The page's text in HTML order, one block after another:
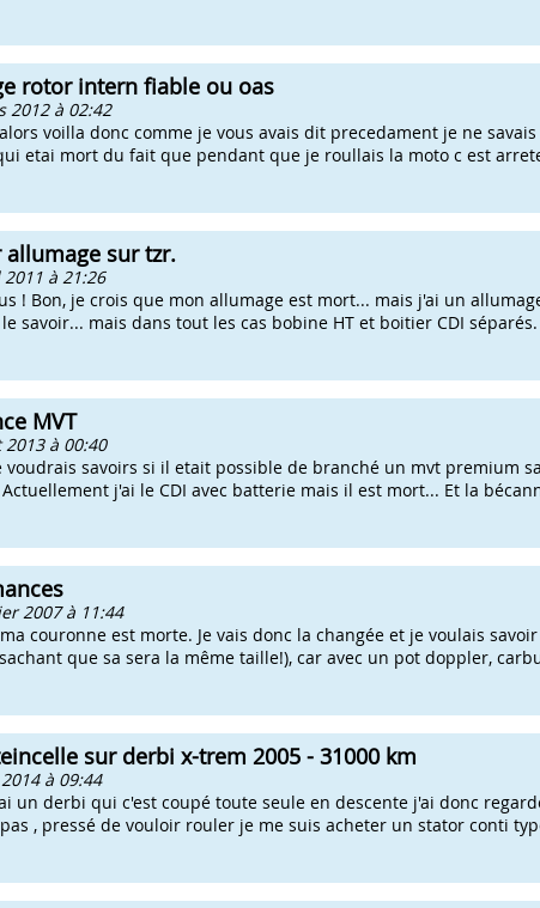
rotor intern fiable ou oas
2012 à 02:42
voilla donc comme je vous avais dit precedament je ne
etai mort du fait que pendant que je roullais la moto c est
allumage sur tzr.
à 21:26
! Bon, je crois que mon allumage est mort... mais j'ai un
savoir... mais dans tout les cas bobine HT et boitier CDI séparés.
MVT
à 00:40
voudrais savoirs si il etait possible de branché un mvt premium
j'ai le CDI avec batterie mais il est mort... Et la
2007 à 11:44
couronne est morte. Je vais donc la changée et je voulais
que sa sera la même taille!), car avec un pot doppler,
sur derbi x-trem 2005 - 31000 km
à 09:44
un derbi qui c'est coupé toute seule en descente j'ai donc
, pressé de vouloir rouler je me suis acheter un stator conti